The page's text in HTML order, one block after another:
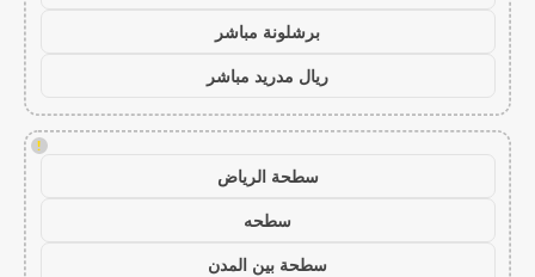
برشلونة مباشر
ريال مدريد مباشر
!
سطحة الرياض
سطحه
سطحة بين المدن